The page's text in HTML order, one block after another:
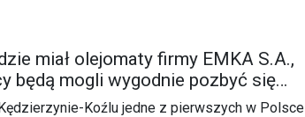
miał olejomaty firmy EMKA S.A.,
będą mogli wygodnie pozbyć się
Koźlu jedne z pierwszych w Polsce